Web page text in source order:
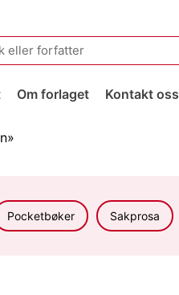
Om forlaget Kontakt oss
Pocketbøker Sakprosa